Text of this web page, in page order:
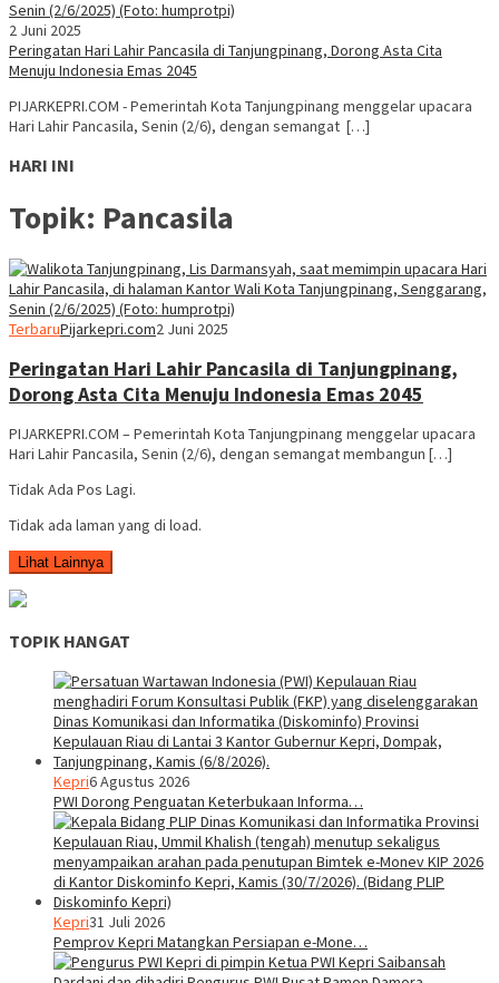
2 Juni 2025
Peringatan Hari Lahir Pancasila di Tanjungpinang, Dorong Asta Cita
Menuju Indonesia Emas 2045
PIJARKEPRI.COM - Pemerintah Kota Tanjungpinang menggelar upacara
Hari Lahir Pancasila, Senin (2/6), dengan semangat […]
HARI INI
Topik: Pancasila
TerbaruPijarkepri.com2 Juni 2025
Peringatan Hari Lahir Pancasila di Tanjungpinang,
Dorong Asta Cita Menuju Indonesia Emas 2045
PIJARKEPRI.COM – Pemerintah Kota Tanjungpinang menggelar upacara
Hari Lahir Pancasila, Senin (2/6), dengan semangat membangun […]
Tidak Ada Pos Lagi.
Tidak ada laman yang di load.
Lihat Lainnya
TOPIK HANGAT
Kepri6 Agustus 2026
PWI Dorong Penguatan Keterbukaan Informa…
Kepri31 Juli 2026
Pemprov Kepri Matangkan Persiapan e-Mone…